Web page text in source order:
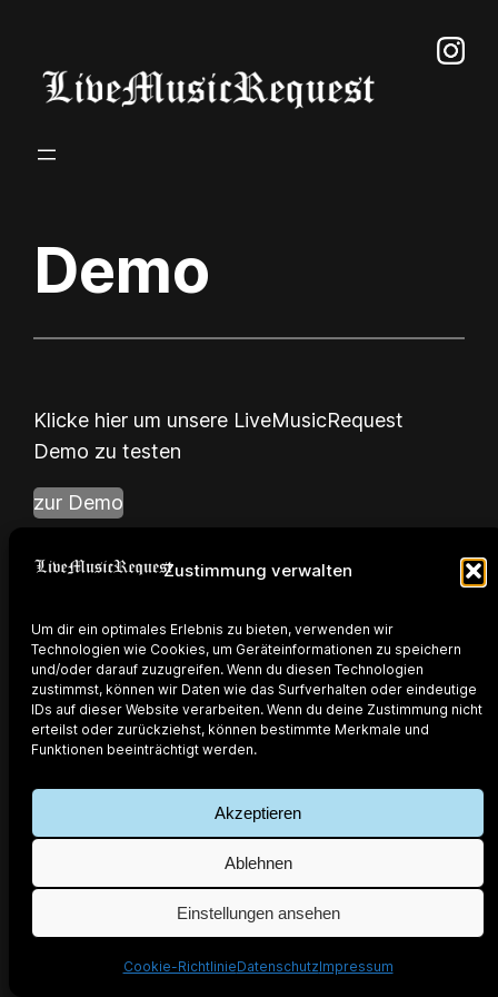
Zustimmung verwalten
Um dir ein optimales Erlebnis zu bieten, verwenden wir
Technologien wie Cookies, um Geräteinformationen zu speichern
und/oder darauf zuzugreifen. Wenn du diesen Technologien
zustimmst, können wir Daten wie das Surfverhalten oder eindeutige
IDs auf dieser Website verarbeiten. Wenn du deine Zustimmung nicht
erteilst oder zurückziehst, können bestimmte Merkmale und
Funktionen beeinträchtigt werden.
Akzeptieren
Ablehnen
Einstellungen ansehen
Cookie-RichtlinieDatenschutzImpressum
springen
Demo
Klicke hier um unsere LiveMusicRequest
Demo zu testen
zur Demo
powered by @djcantus
developed by @marchanschur